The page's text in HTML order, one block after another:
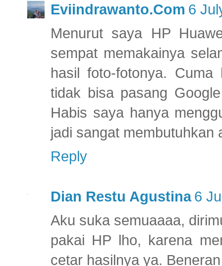
Eviindrawanto.Com 6
Menurut saya HP
sempat memakainya
hasil foto-fotonya.
tidak bisa pasang
Habis saya hanya
jadi sangat membutuhkan
Reply
Dian Restu Agustina 6
Aku suka semuaaaa,
pakai HP lho, karena
cetar hasilnya ya.